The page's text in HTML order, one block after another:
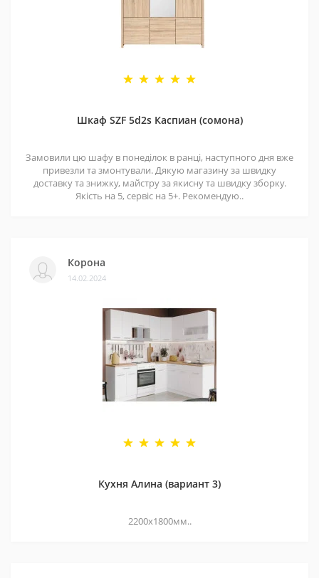
Шкаф SZF 5d2s Каспиан (сомона)
Замовили цю шафу в понеділок в ранці, наступного дня вже
привезли та змонтували. Дякую магазину за швидку
доставку та знижку, майстру за якисну та швидку зборку.
Якість на 5, сервіс на 5+. Рекомендую..
Корона
14.02.2024
Кухня Алина (вариант 3)
2200х1800мм..